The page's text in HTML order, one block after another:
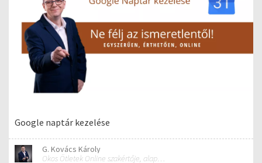
Google naptár kezelése
G. Kovács Károly
Okos Ötletek Online szakértője, alapítója